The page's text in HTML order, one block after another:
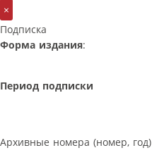
×
Подписка
Форма издания:
Период подписки
Архивные номера (номер, год)